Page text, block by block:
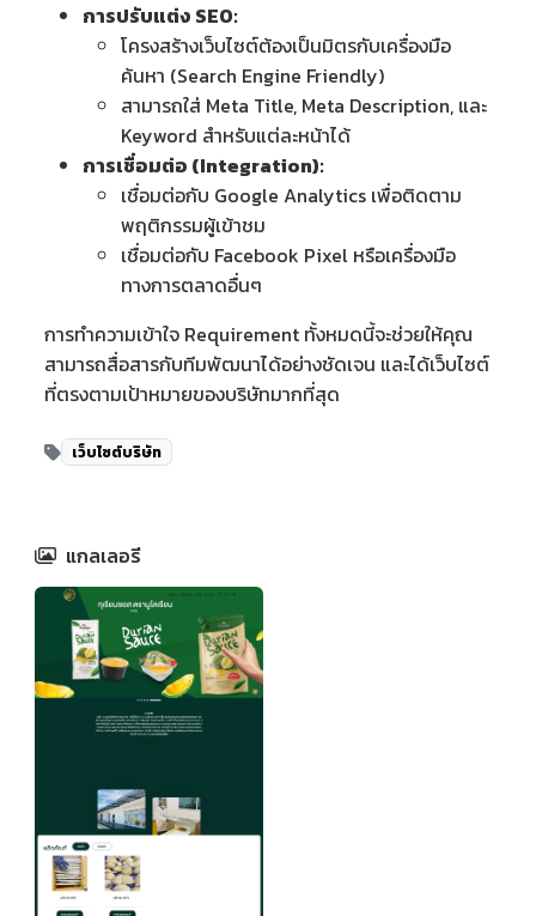
การปรับแต่ง SEO:
โครงสร้างเว็บไซต์ต้องเป็นมิตรกับเครื่องมือ
ค้นหา (Search Engine Friendly)
สามารถใส่ Meta Title, Meta Description, และ
Keyword สำหรับแต่ละหน้าได้
การเชื่อมต่อ (Integration):
เชื่อมต่อกับ Google Analytics เพื่อติดตาม
พฤติกรรมผู้เข้าชม
เชื่อมต่อกับ Facebook Pixel หรือเครื่องมือ
ทางการตลาดอื่นๆ
การทำความเข้าใจ Requirement ทั้งหมดนี้จะช่วยให้คุณ
สามารถสื่อสารกับทีมพัฒนาได้อย่างชัดเจน และได้เว็บไซต์
ที่ตรงตามเป้าหมายของบริษัทมากที่สุด
เว็บไซต์บริษัท
แกลเลอรี